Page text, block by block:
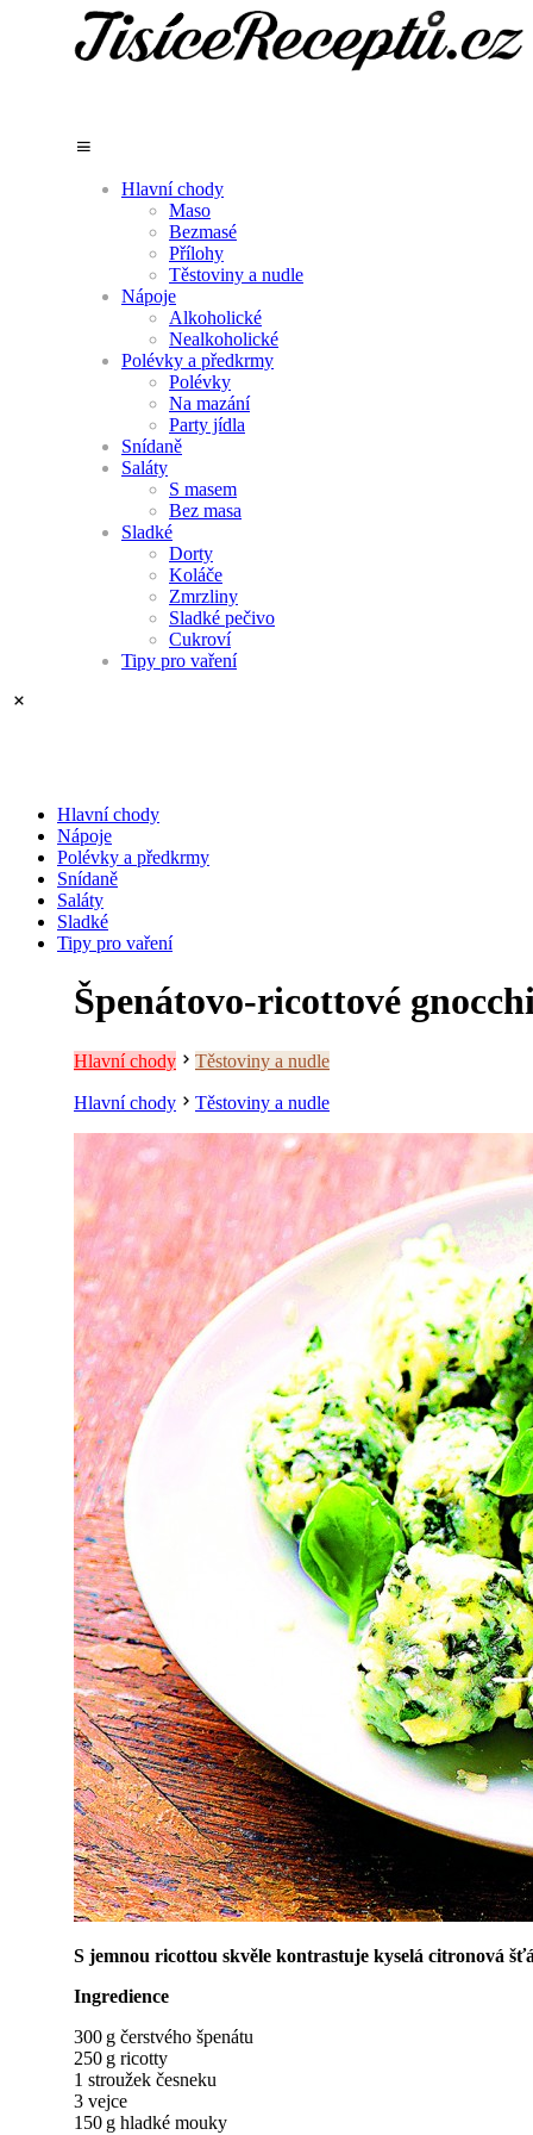
Hlavní chody
Maso
Bezmasé
Přílohy
Těstoviny a nudle
Nápoje
Alkoholické
Nealkoholické
Polévky a předkrmy
Polévky
Na mazání
Party jídla
Snídaně
Saláty
S masem
Bez masa
Sladké
Dorty
Koláče
Zmrzliny
Sladké pečivo
Cukroví
Tipy pro vaření
Hlavní chody
Nápoje
Polévky a předkrmy
Snídaně
Saláty
Sladké
Tipy pro vaření
Špenátovo-ricottové
Hlavní chody Těstoviny a nudle
Hlavní chody Těstoviny a nudle
S jemnou ricottou skvěle kontrastuje kyselá citronová
Ingredience
300 g čerstvého špenátu
250 g ricotty
1 stroužek česneku
3 vejce
150 g hladké mouky